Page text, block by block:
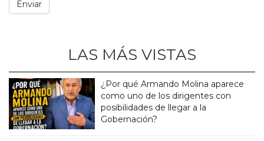
LAS MÁS VISTAS
¿Por qué Armando Molina aparece
como uno de los dirigentes con
posibilidades de llegar a la
Gobernación?